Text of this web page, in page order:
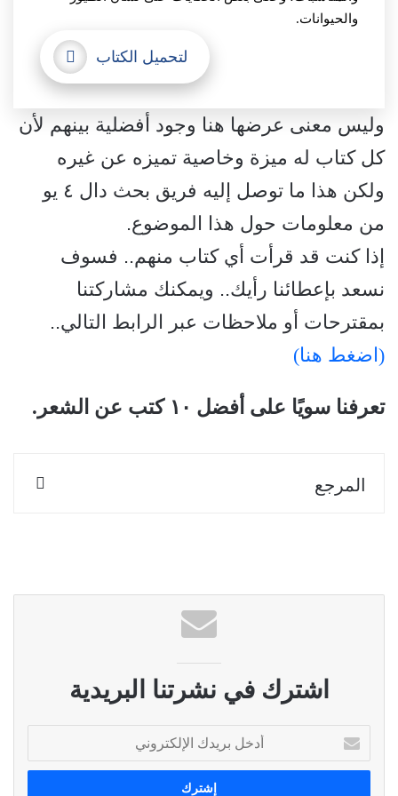
والحيوانات.
لتحميل الكتاب
وليس معنى عرضها هنا وجود أفضلية بينهم لأن
كل كتاب له ميزة وخاصية تميزه عن غيره
ولكن هذا ما توصل إليه فريق بحث دال ٤ يو
من معلومات حول هذا الموضوع.
إذا كنت قد قرأت أي كتاب منهم.. فسوف
نسعد بإعطائنا رأيك.. ويمكنك مشاركتنا
بمقترحات أو ملاحظات عبر الرابط التالي..
(اضغط هنا)
تعرفنا سويًا على أفضل ١٠ كتب عن الشعر.
المرجع
اشترك في نشرتنا البريدية
خ